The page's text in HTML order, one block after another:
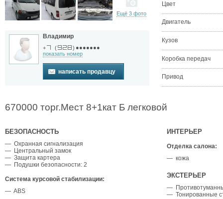
Ещё 3 фото
Владимир
+ ( ) ●●●●●●●
показать номер
написать продавцу
Цвет
Двигатель
Кузов
Коробка передач
Привод
670000 торг.Мест 8+1кат Б легковой
БЕЗОПАСНОСТЬ
— Охранная сигнализация
— Центральный замок
— Защита картера
— Подушки безопасности: 2
Система курсовой стабилизации:
— ABS
ИНТЕРЬЕР
Отделка салона:
— кожа
ЭКСТЕРЬЕР
—
— Тонированные